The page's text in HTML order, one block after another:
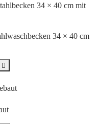
34 × 40 cm
